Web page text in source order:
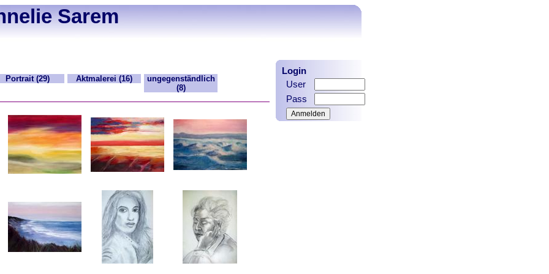
Sarem
Portrait (29) Aktmalerei (16)
ungegenständlich
(8)
Login
User
Pass